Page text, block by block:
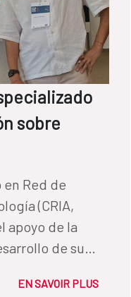
sobre
Red de
(CRIA,
apoyo de la
de su
EN SAVOIR PLUS